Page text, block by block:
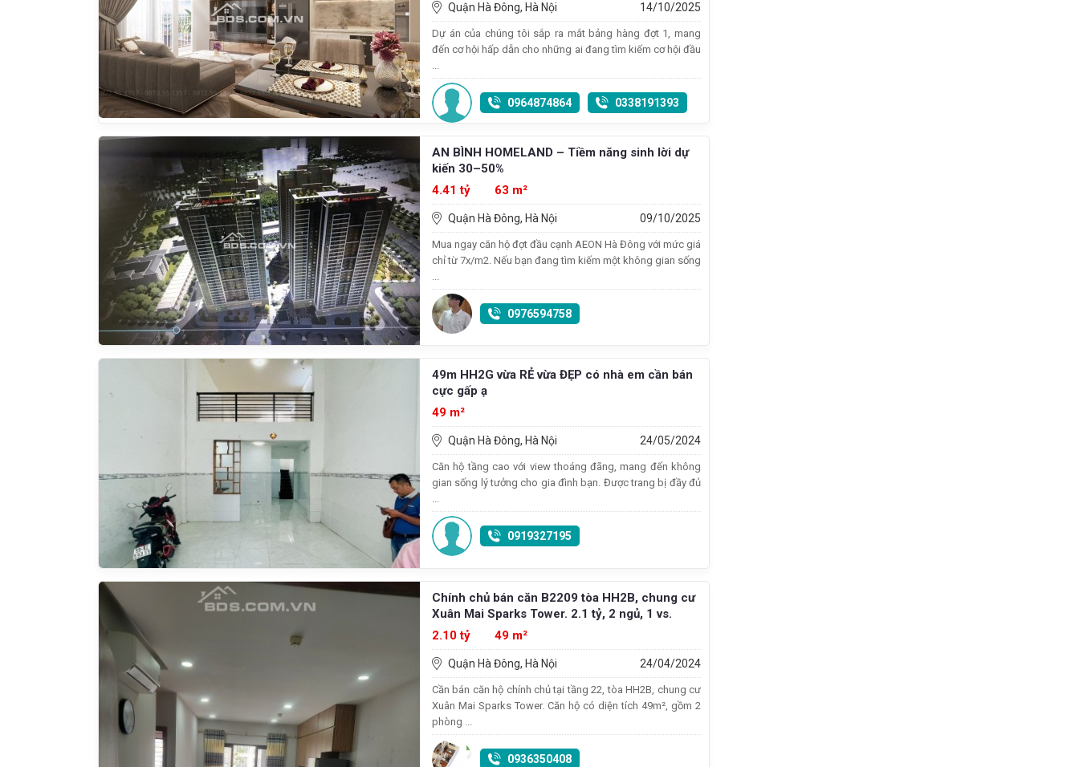
Quận Hà Đông, Hà Nội 14/10/2025
Dự án của chúng tôi sắp ra mắt bảng hàng đợt 1, mang
đến cơ hội hấp dẫn cho những ai đang tìm kiếm cơ hội đầu
...
0964874864 0338191393
AN BÌNH HOMELAND – Tiềm năng sinh lời dự
kiến 30–50%
4.41 tỷ
63 m²
Quận Hà Đông, Hà Nội 09/10/2025
Mua ngay căn hộ đợt đầu cạnh AEON Hà Đông với mức giá
chỉ từ 7x/m2. Nếu bạn đang tìm kiếm một không gian sống
...
0976594758
49m HH2G vừa RẺ vừa ĐẸP có nhà em cần bán
cực gấp ạ
49 m²
Quận Hà Đông, Hà Nội 24/05/2024
Căn hộ tầng cao với view thoáng đãng, mang đến không
gian sống lý tưởng cho gia đình bạn. Được trang bị đầy đủ
...
0919327195
Chính chủ bán căn B2209 tòa HH2B, chung cư
Xuân Mai Sparks Tower. 2.1 tỷ, 2 ngủ, 1 vs.
2.10 tỷ
49 m²
Quận Hà Đông, Hà Nội 24/04/2024
Cần bán căn hộ chính chủ tại tầng 22, tòa HH2B, chung cư
Xuân Mai Sparks Tower. Căn hộ có diện tích 49m², gồm 2
phòng ...
0936350408